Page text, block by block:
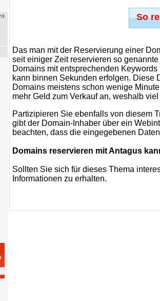
So
Das man mit der Reservierung einer
seit einiger Zeit reservieren so
Domains mit entsprechenden
kann binnen Sekunden erfolgen. Diese
Domains meistens schon wenige
mehr Geld zum Verkauf an, weshalb
Partizipieren Sie ebenfalls von diesem
gibt der Domain-Inhaber über ein
beachten, dass die eingegebenen
Domains reservieren mit Antagus
Sollten Sie sich für dieses Thema
Informationen zu erhalten.